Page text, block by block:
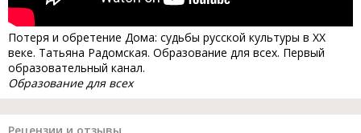
Потеря и обретение Дома: судьбы русской культуры в XX
веке. Татьяна Радомская. Образование для всех. Первый
образовательный канал.
Образование для всех